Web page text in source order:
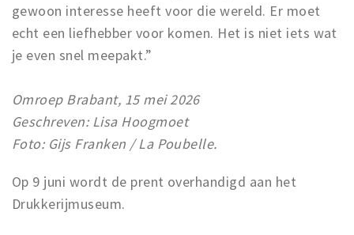
gewoon interesse heeft voor die wereld. Er moet
echt een liefhebber voor komen. Het is niet iets wat
je even snel meepakt.”
Omroep Brabant, 15 mei 2026
Geschreven: Lisa Hoogmoet
Foto: Gijs Franken / La Poubelle.
Op 9 juni wordt de prent overhandigd aan het
Drukkerijmuseum.